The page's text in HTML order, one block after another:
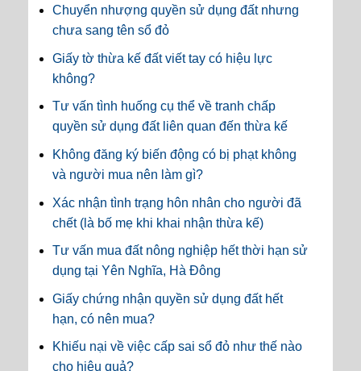
Chuyển nhượng quyền sử dụng đất nhưng
chưa sang tên sổ đỏ
Giấy tờ thừa kế đất viết tay có hiệu lực
không?
Tư vấn tình huống cụ thể về tranh chấp
quyền sử dụng đất liên quan đến thừa kế
Không đăng ký biến động có bị phạt không
và người mua nên làm gì?
Xác nhận tình trạng hôn nhân cho người đã
chết (là bố mẹ khi khai nhận thừa kế)
Tư vấn mua đất nông nghiệp hết thời hạn sử
dụng tại Yên Nghĩa, Hà Đông
Giấy chứng nhận quyền sử dụng đất hết
hạn, có nên mua?
Khiếu nại về việc cấp sai sổ đỏ như thế nào
cho hiệu quả?